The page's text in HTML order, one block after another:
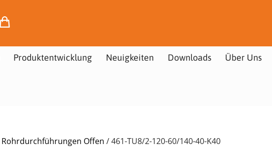
Produktentwicklung Neuigkeiten Downloads Über Uns
Rohrdurchführungen Offen / 461-TU8/2-120-60/140-40-K40